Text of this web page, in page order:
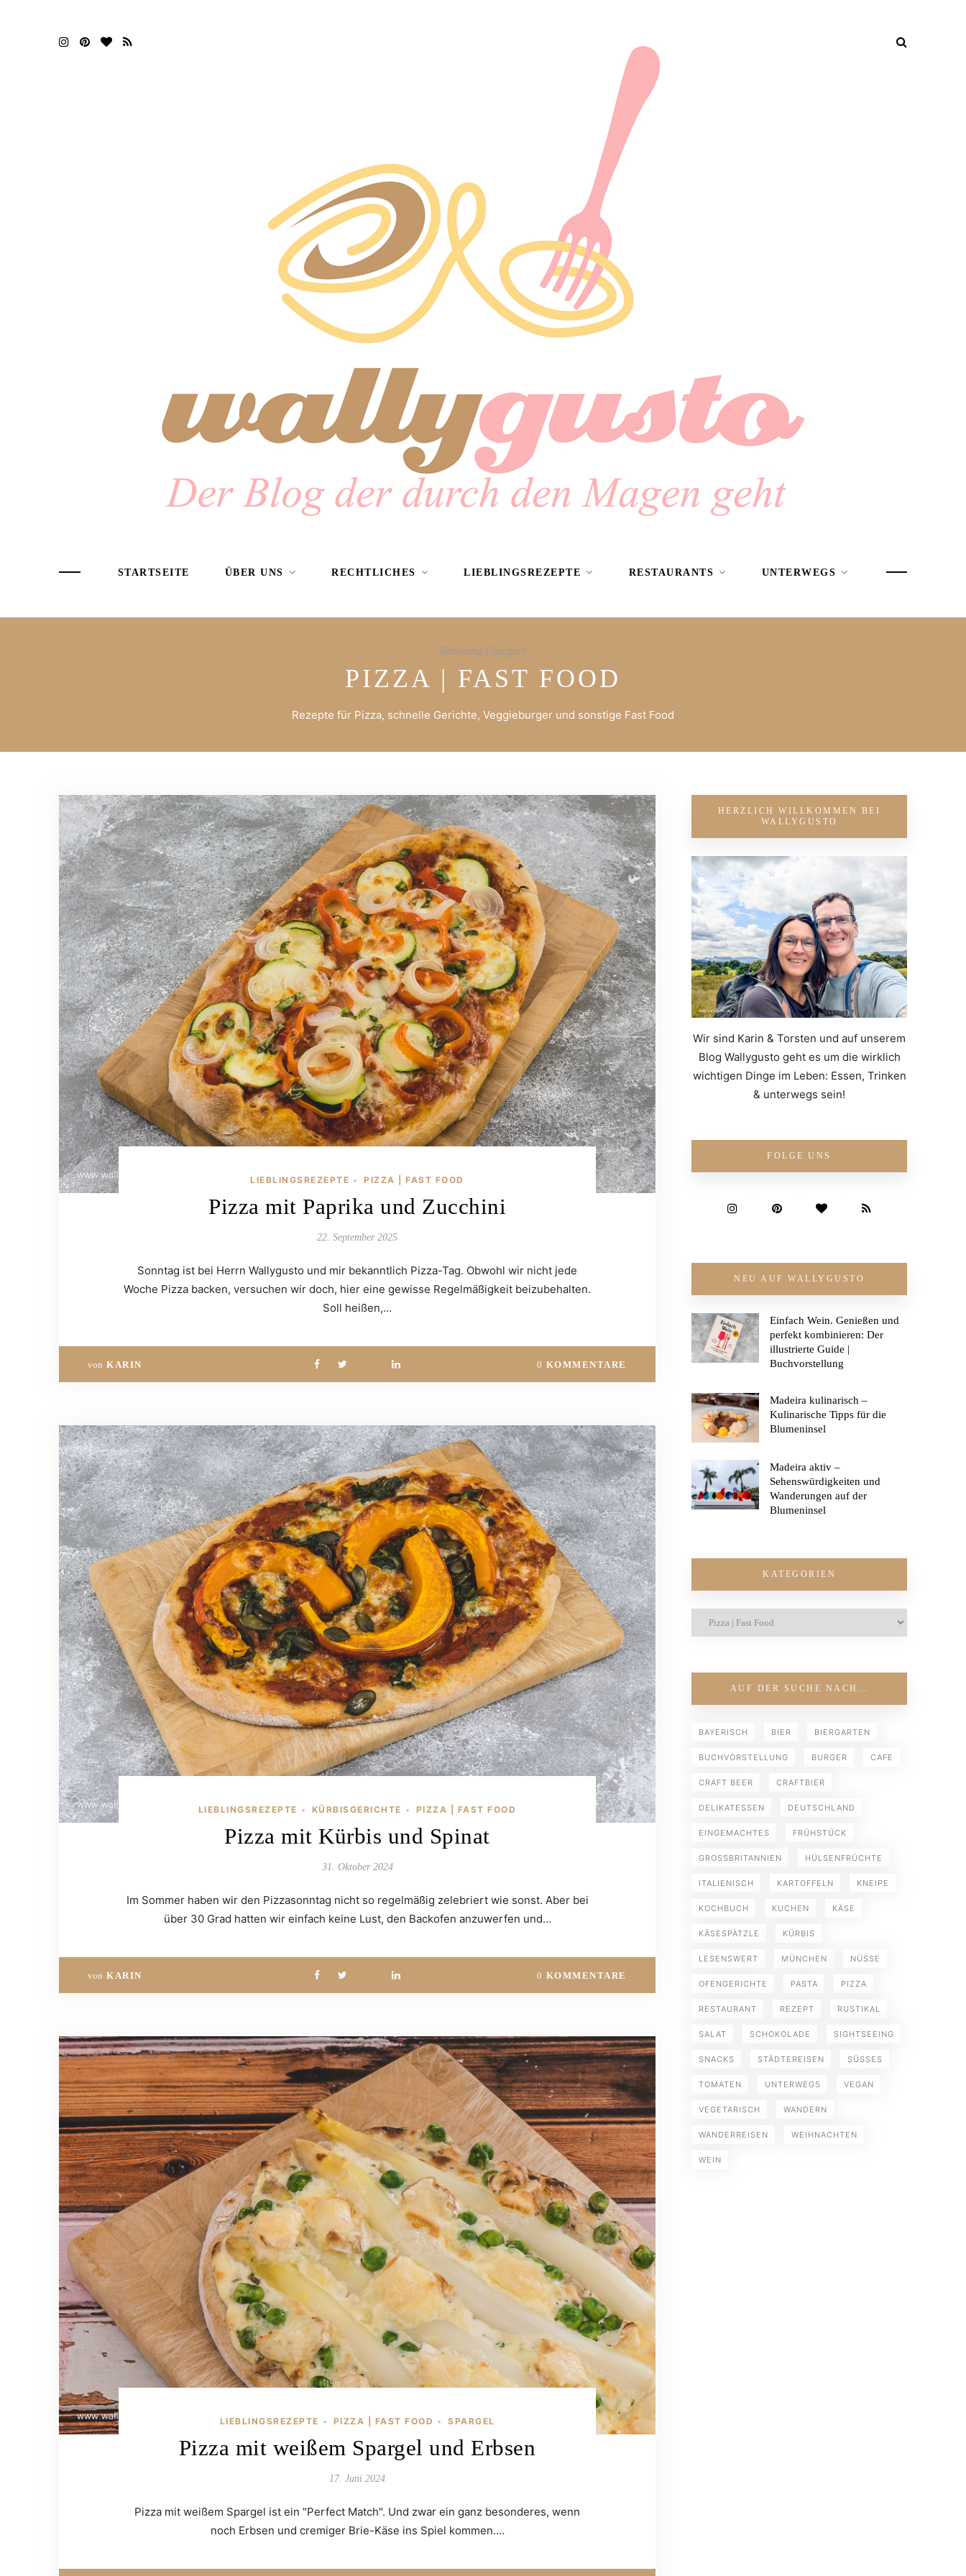
STARTSEITE ÜBER UNS RECHTLICHES LIEBLINGSREZEPTE RESTAURANTS UNTERWEGS
Browsing Category
PIZZA | FAST FOOD
Rezepte für Pizza, schnelle Gerichte, Veggieburger und sonstige Fast Food
LIEBLINGSREZEPTE • PIZZA | FAST FOOD
Pizza mit Paprika und Zucchini
22. September 2025
Sonntag ist bei Herrn Wallygusto und mir bekanntlich Pizza-Tag. Obwohl wir nicht jede
Woche Pizza backen, versuchen wir doch, hier eine gewisse Regelmäßigkeit beizubehalten.
Soll heißen,…
von KARIN 0 KOMMENTARE
LIEBLINGSREZEPTE • KÜRBISGERICHTE • PIZZA | FAST FOOD
Pizza mit Kürbis und Spinat
31. Oktober 2024
Im Sommer haben wir den Pizzasonntag nicht so regelmäßig zelebriert wie sonst. Aber bei
über 30 Grad hatten wir einfach keine Lust, den Backofen anzuwerfen und…
von KARIN 0 KOMMENTARE
LIEBLINGSREZEPTE • PIZZA | FAST FOOD • SPARGEL
Pizza mit weißem Spargel und Erbsen
17. Juni 2024
Pizza mit weißem Spargel ist ein "Perfect Match". Und zwar ein ganz besonderes, wenn
noch Erbsen und cremiger Brie-Käse ins Spiel kommen.…
HERZLICH WILLKOMMEN BEI
WALLYGUSTO
Wir sind Karin & Torsten und auf unserem
Blog Wallygusto geht es um die wirklich
wichtigen Dinge im Leben: Essen, Trinken
& unterwegs sein!
FOLGE UNS
NEU AUF WALLYGUSTO
Einfach Wein. Genießen und
perfekt kombinieren: Der
illustrierte Guide |
Buchvorstellung
Madeira kulinarisch –
Kulinarische Tipps für die
Blumeninsel
Madeira aktiv –
Sehenswürdigkeiten und
Wanderungen auf der
Blumeninsel
KATEGORIEN
AUF DER SUCHE NACH…
BAYERISCH BIER BIERGARTEN
BUCHVORSTELLUNG BURGER CAFE
CRAFT BEER CRAFTBIER
DELIKATESSEN DEUTSCHLAND
EINGEMACHTES FRÜHSTÜCK
GROSSBRITANNIEN HÜLSENFRÜCHTE
ITALIENISCH KARTOFFELN KNEIPE
KOCHBUCH KUCHEN KÄSE
KÄSESPÄTZLE KÜRBIS
LESENSWERT MÜNCHEN NÜSSE
OFENGERICHTE PASTA PIZZA
RESTAURANT REZEPT RUSTIKAL
SALAT SCHOKOLADE SIGHTSEEING
SNACKS STÄDTEREISEN SÜSSES
TOMATEN UNTERWEGS VEGAN
VEGETARISCH WANDERN
WANDERREISEN WEIHNACHTEN
WEIN